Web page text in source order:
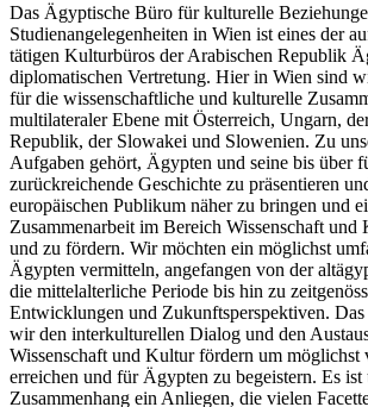
Das Ägyptische Büro für kulturelle
Studienangelegenheiten in Wien ist eines der
tätigen Kulturbüros der Arabischen Republik
diplomatischen Vertretung. Hier in Wien sind
für die wissenschaftliche und kulturelle
multilateraler Ebene mit Österreich, Ungarn,
Republik, der Slowakei und Slowenien. Zu
Aufgaben gehört, Ägypten und seine bis über
zurückreichende Geschichte zu präsentieren
europäischen Publikum näher zu bringen und
Zusammenarbeit im Bereich Wissenschaft und
und zu fördern. Wir möchten ein möglichst
Ägypten vermitteln, angefangen von der
die mittelalterliche Periode bis hin zu
Entwicklungen und Zukunftsperspektiven.
wir den interkulturellen Dialog und den
Wissenschaft und Kultur fördern um möglichst
erreichen und für Ägypten zu begeistern. Es ist
Zusammenhang ein Anliegen, die vielen